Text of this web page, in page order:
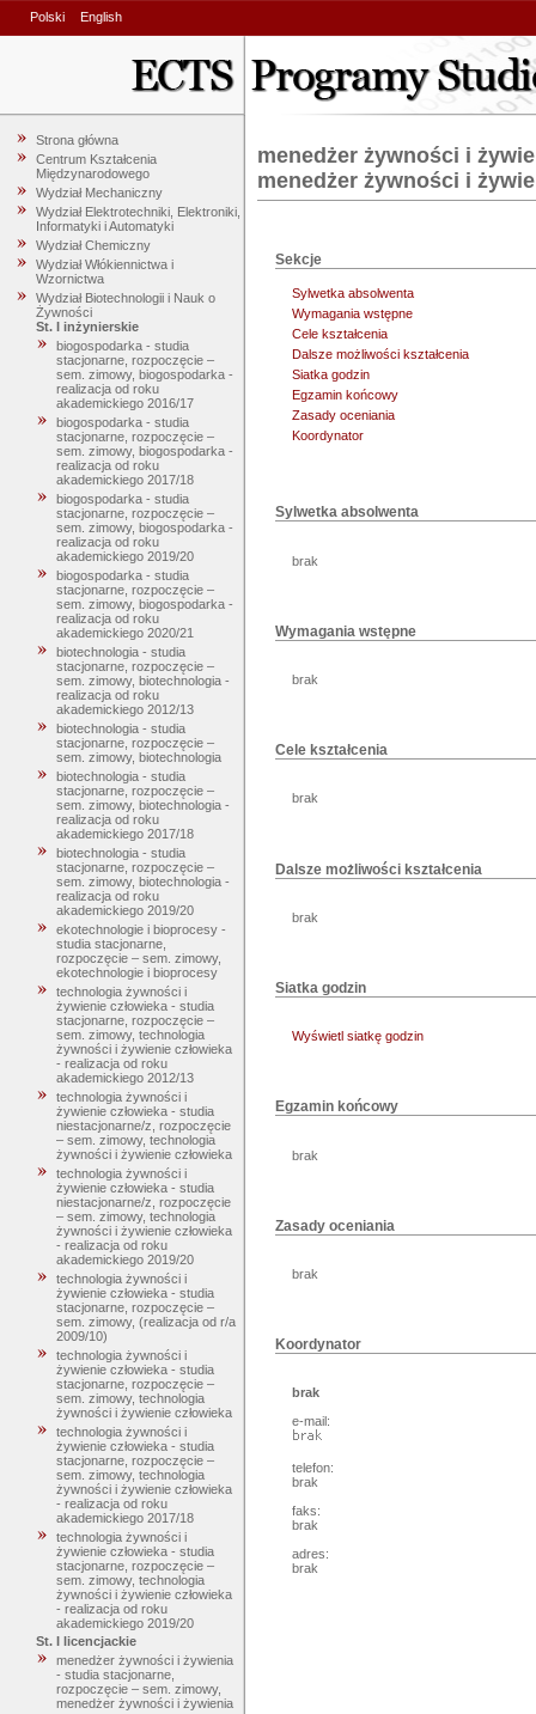
Polski English
Strona główna
Centrum Kształcenia
Międzynarodowego
Wydział Mechaniczny
Wydział Elektrotechniki, Elektroniki,
Informatyki i Automatyki
Wydział Chemiczny
Wydział Włókiennictwa i
Wzornictwa
Wydział Biotechnologii i Nauk o
Żywności
St. I inżynierskie
biogospodarka - studia
stacjonarne, rozpoczęcie –
sem. zimowy, biogospodarka -
realizacja od roku
akademickiego 2016/17
biogospodarka - studia
stacjonarne, rozpoczęcie –
sem. zimowy, biogospodarka -
realizacja od roku
akademickiego 2017/18
biogospodarka - studia
stacjonarne, rozpoczęcie –
sem. zimowy, biogospodarka -
realizacja od roku
akademickiego 2019/20
biogospodarka - studia
stacjonarne, rozpoczęcie –
sem. zimowy, biogospodarka -
realizacja od roku
akademickiego 2020/21
biotechnologia - studia
stacjonarne, rozpoczęcie –
sem. zimowy, biotechnologia -
realizacja od roku
akademickiego 2012/13
biotechnologia - studia
stacjonarne, rozpoczęcie –
sem. zimowy, biotechnologia
biotechnologia - studia
stacjonarne, rozpoczęcie –
sem. zimowy, biotechnologia -
realizacja od roku
akademickiego 2017/18
biotechnologia - studia
stacjonarne, rozpoczęcie –
sem. zimowy, biotechnologia -
realizacja od roku
akademickiego 2019/20
ekotechnologie i bioprocesy -
studia stacjonarne,
rozpoczęcie – sem. zimowy,
ekotechnologie i bioprocesy
technologia żywności i
żywienie człowieka - studia
stacjonarne, rozpoczęcie –
sem. zimowy, technologia
żywności i żywienie człowieka
- realizacja od roku
akademickiego 2012/13
technologia żywności i
żywienie człowieka - studia
niestacjonarne/z, rozpoczęcie
– sem. zimowy, technologia
żywności i żywienie człowieka
technologia żywności i
żywienie człowieka - studia
niestacjonarne/z, rozpoczęcie
– sem. zimowy, technologia
żywności i żywienie człowieka
- realizacja od roku
akademickiego 2019/20
technologia żywności i
żywienie człowieka - studia
stacjonarne, rozpoczęcie –
sem. zimowy, (realizacja od r/a
2009/10)
technologia żywności i
żywienie człowieka - studia
stacjonarne, rozpoczęcie –
sem. zimowy, technologia
żywności i żywienie człowieka
technologia żywności i
żywienie człowieka - studia
stacjonarne, rozpoczęcie –
sem. zimowy, technologia
żywności i żywienie człowieka
- realizacja od roku
akademickiego 2017/18
technologia żywności i
żywienie człowieka - studia
stacjonarne, rozpoczęcie –
sem. zimowy, technologia
żywności i żywienie człowieka
- realizacja od roku
akademickiego 2019/20
St. I licencjackie
menedżer żywności i żywienia
- studia stacjonarne,
rozpoczęcie – sem. zimowy,
menedżer żywności i żywienia
menedżer żywności i
menedżer żywności i
Sekcje
Sylwetka absolwenta
Wymagania wstępne
Cele kształcenia
Dalsze możliwości kształcenia
Siatka godzin
Egzamin końcowy
Zasady oceniania
Koordynator
Sylwetka absolwenta
brak
Wymagania wstępne
brak
Cele kształcenia
brak
Dalsze możliwości kształcenia
brak
Siatka godzin
Wyświetl siatkę godzin
Egzamin końcowy
brak
Zasady oceniania
brak
Koordynator
brak
e-mail:
telefon:
brak
faks:
brak
adres:
brak